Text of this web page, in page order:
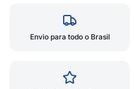
Envio para todo o Brasil